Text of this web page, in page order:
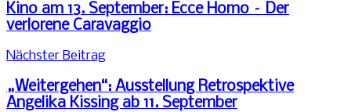
Kino am 13. September: Ecce Homo – Der
verlorene Caravaggio
Nächster Beitrag
„Weitergehen“: Ausstellung Retrospektive
Angelika Kissing ab 11. September